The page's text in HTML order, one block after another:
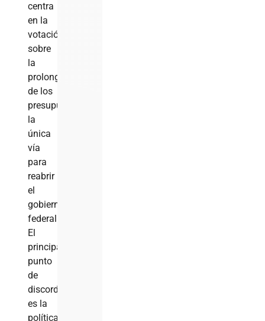
centra
en la
votación
sobre
la
prolongación
de los
presupuestos,
la
única
vía
para
reabrir
el
gobierno
federal.
El
principal
punto
de
discordia
es la
política